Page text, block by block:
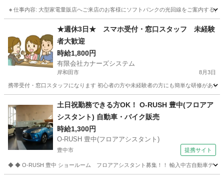
🔸仕事内容: 大型家電量販店へご来店のお客様にソフトバンクの光回線をご案内する
大阪駅 その他 大阪 大阪市
その他 ソフトバンク光
★週休3日★ スマホ受付・窓口スタッフ 未経験
者大歓迎
時給1,800円
有限会社カナーズシステム
岸和田市 8月3日
携帯受付・窓口スタッフになります 初心者の方や未経験者の方にも簡単な研修があ
携帯ショップ スタッフ
土日祝勤務できる方OK！ O-RUSH 豊中(フロアア
シスタント) 自動車・バイク販売
時給1,300円
O-RUSH 豊中(フロアアシスタント)
豊中市 提携サイト
◆ ◆ O-RUSH 豊中 ショールーム フロアアシスタント募集！！ 輸入中古自動車ディ